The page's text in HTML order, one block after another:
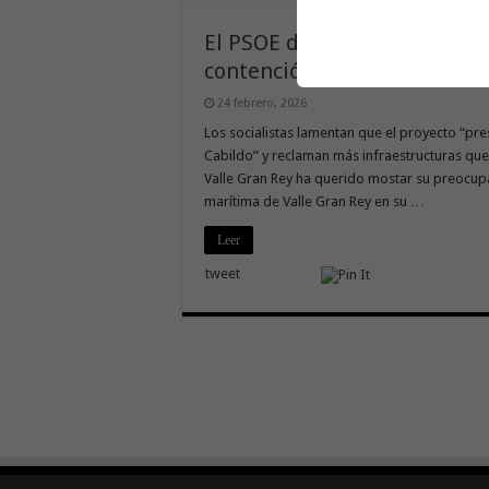
El PSOE de Valle Gran Rey
contención de la avenida
24 febrero, 2026
Los socialistas lamentan que el proyecto
Cabildo” y reclaman más infraestructuras
Valle Gran Rey ha querido mostar su
marítima de Valle Gran Rey en su …
Leer
tweet